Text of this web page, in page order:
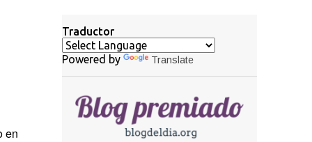
en
Traductor
Powered by Translate